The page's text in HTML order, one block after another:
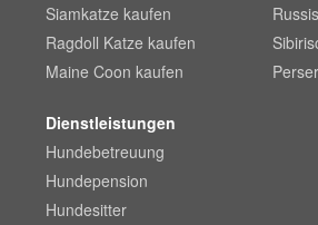
Siamkatze kaufen
Ragdoll Katze kaufen
Maine Coon kaufen
Dienstleistungen
Hundebetreuung
Hundepension
Hundesitter